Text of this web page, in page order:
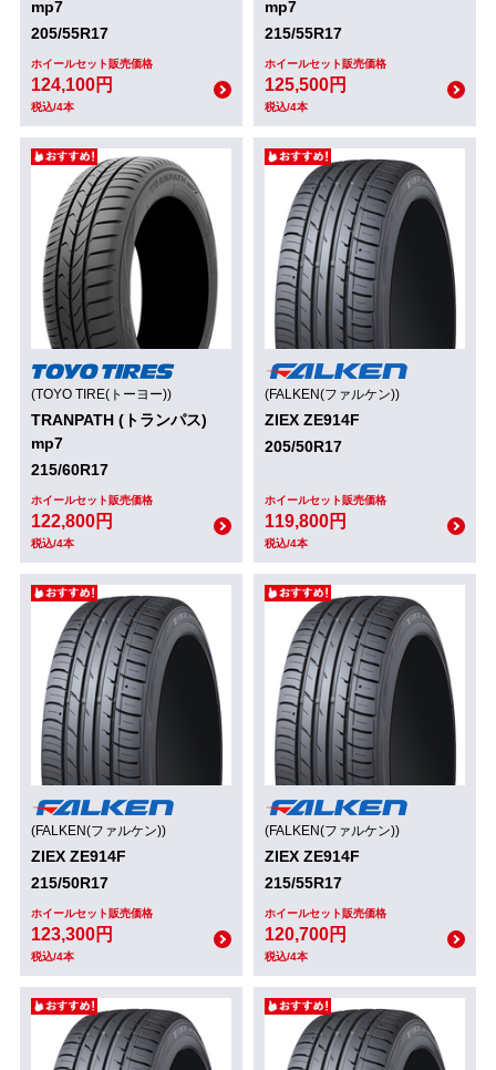
mp7
205/55R17
ホイールセット販売価格
124,100円
税込/4本
mp7
215/55R17
ホイールセット販売価格
125,500円
税込/4本
(TOYO TIRE(トーヨー))
TRANPATH (トランパス)
mp7
215/60R17
ホイールセット販売価格
122,800円
税込/4本
(FALKEN(ファルケン))
ZIEX ZE914F
205/50R17
ホイールセット販売価格
119,800円
税込/4本
(FALKEN(ファルケン))
ZIEX ZE914F
215/50R17
ホイールセット販売価格
123,300円
税込/4本
(FALKEN(ファルケン))
ZIEX ZE914F
215/55R17
ホイールセット販売価格
120,700円
税込/4本